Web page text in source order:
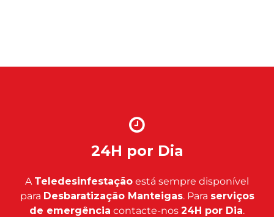
24H por Dia
A Teledesinfestação está sempre disponível
para Desbaratização Manteigas. Para serviços
de emergência contacte-nos 24H por Dia.